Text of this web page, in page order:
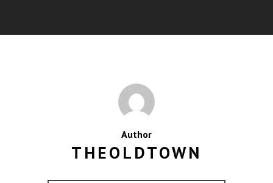
Author
THEOLDTOWN